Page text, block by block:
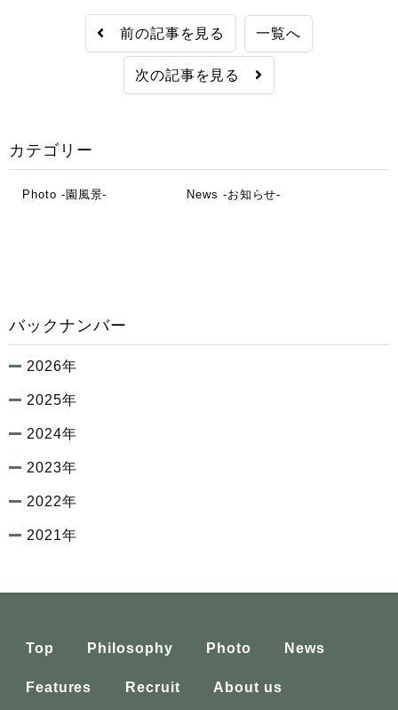
前の記事を見る 一覧へ
次の記事を見る
カテゴリー
Photo -園風景- News -お知らせ-
バックナンバー
2026年
2025年
2024年
2023年
2022年
2021年
Top Philosophy Photo News
Features Recruit About us